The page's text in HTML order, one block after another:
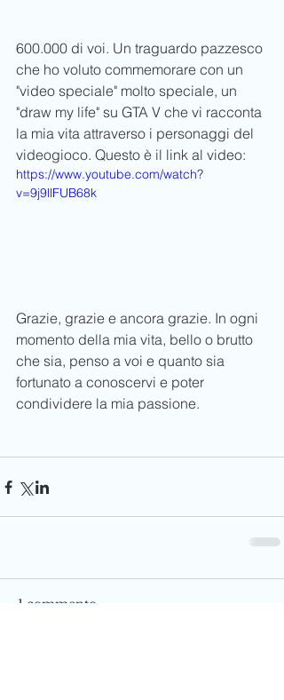
600.000 di voi. Un traguardo pazzesco
che ho voluto commemorare con un
"video speciale" molto speciale, un
"draw my life" su GTA V che vi racconta
la mia vita attraverso i personaggi del
videogioco. Questo è il link al video:
https://www.youtube.com/watch?
v=9j9llFUB68k
Grazie, grazie e ancora grazie. In ogni
momento della mia vita, bello o brutto
che sia, penso a voi e quanto sia
fortunato a conoscervi e poter
condividere la mia passione.
1 commento